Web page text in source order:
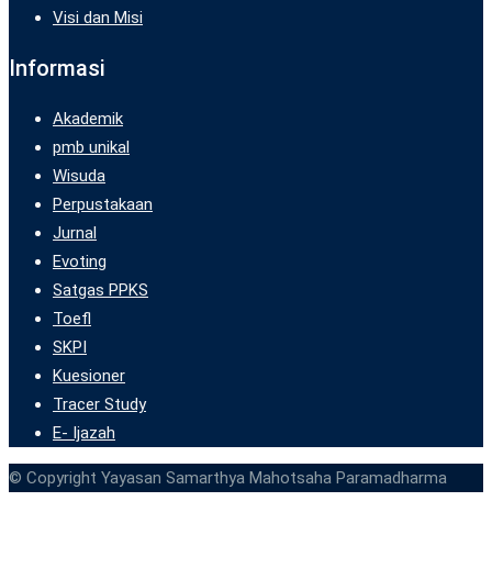
Visi dan Misi
Informasi
Akademik
pmb unikal
Wisuda
Perpustakaan
Jurnal
Evoting
Satgas PPKS
Toefl
SKPI
Kuesioner
Tracer Study
E- Ijazah
© Copyright Yayasan Samarthya Mahotsaha Paramadharma